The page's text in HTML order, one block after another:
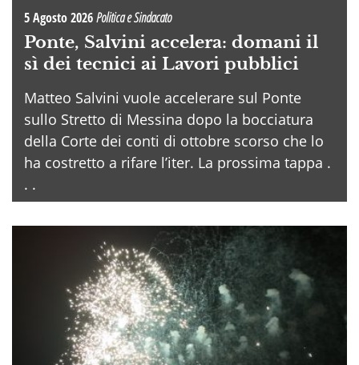
5 Agosto 2026Politica e Sindacato
Ponte, Salvini accelera: domani il
sì dei tecnici ai Lavori pubblici
Matteo Salvini vuole accelerare sul Ponte
sullo Stretto di Messina dopo la bocciatura
della Corte dei conti di ottobre scorso che lo
ha costretto a rifare l’iter. La prossima tappa .
. .